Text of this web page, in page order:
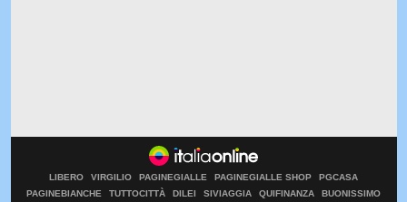
LIBERO VIRGILIO PAGINEGIALLE PAGINEGIALLE SHOP
PGCASA
PAGINEBIANCHE
TUTTOCITTÀ DILEI SIVIAGGIA QUIFINANZA BUONISSIMO